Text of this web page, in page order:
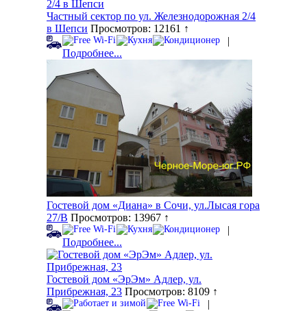
Частный сектор по ул. Железнодорожная 2/4
в Шепси Просмотров: 12161 ↑
|
Подробнее...
Гостевой дом «Диана» в Сочи, ул.Лысая гора
27/В Просмотров: 13967 ↑
|
Подробнее...
Гостевой дом «ЭрЭм» Адлер, ул.
Прибрежная, 23 Просмотров: 8109 ↑
|